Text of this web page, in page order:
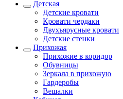
Детская
Детские кровати
Кровати чердаки
Двухъярусные кровати
Детские стенки
Прихожая
Прихожие в коридор
Обувницы
Зеркала в прихожую
Гардеробы
Вешалки